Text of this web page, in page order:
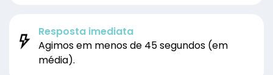
Resposta imediata
Agimos em menos de 45 segundos (em
média).